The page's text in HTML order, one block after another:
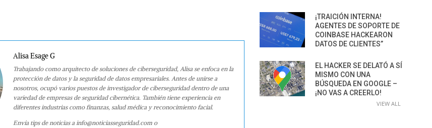
Alisa Esage G
Trabajando como arquitecto de soluciones de ciberseguridad, Alisa se enfoca en la
protección de datos y la seguridad de datos empresariales. Antes de unirse a
nosotros, ocupó varios puestos de investigador de ciberseguridad dentro de una
variedad de empresas de seguridad cibernética. También tiene experiencia en
diferentes industrias como finanzas, salud médica y reconocimiento facial.
Envía tips de noticias a info@noticiasseguridad.com o
¡TRAICIÓN INTERNA!
AGENTES DE SOPORTE DE
COINBASE HACKEARON
DATOS DE CLIENTES”
EL HACKER SE DELATÓ A SÍ
MISMO CON UNA
BÚSQUEDA EN GOOGLE –
¡NO VAS A CREERLO!
VIEW ALL